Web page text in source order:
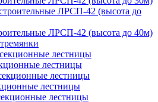
ЛРСП-42 (высота до 40м)
лестницы
лестницы